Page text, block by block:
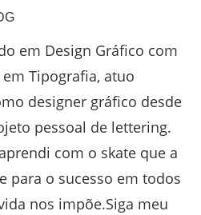
em Design Gráfico com
em Tipografia, atuo
designer gráfico desde
pessoal de lettering.
com o skate que a
para o sucesso em todos
nos impõe.Siga meu